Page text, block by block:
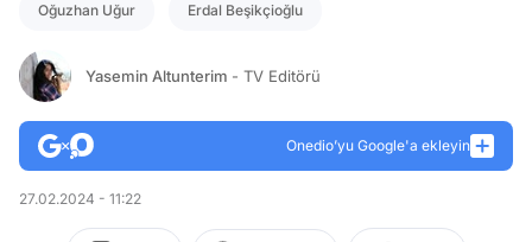
Oğuzhan Uğur Erdal Beşikçioğlu
Yasemin Altunterim - TV Editörü
Onedio’yu Google'a ekleyin
27.02.2024 - 11:22